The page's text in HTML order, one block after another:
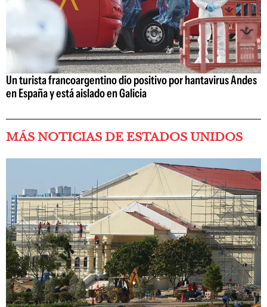
Un turista francoargentino dio positivo por hantavirus Andes
en España y está aislado en Galicia
MÁS NOTICIAS DE ESTADOS UNIDOS